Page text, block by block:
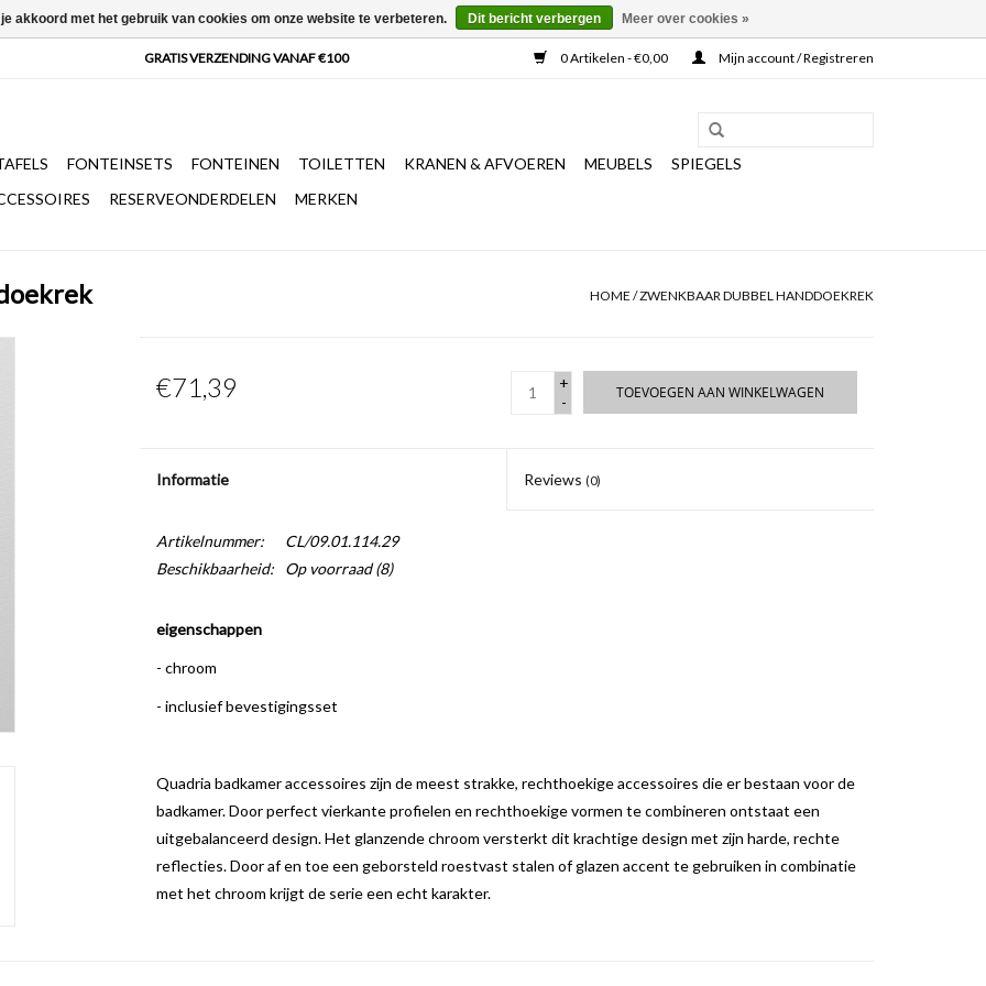
0 Artikelen - €0,00 Mijn account / Registreren
FONTEINSETS FONTEINEN TOILETTEN KRANEN & AFVOEREN MEUBELS
SPIEGELS
RESERVEONDERDELEN MERKEN
HOME /ZWENKBAAR DUBBEL HANDDOEKREK
€71,39
+
-
TOEVOEGEN AAN WINKELWAGEN
Informatie Reviews (0)
Artikelnummer:
CL/09.01.114.29
Beschikbaarheid:
Op voorraad(8)
eigenschappen
- chroom
- inclusief bevestigingsset
Quadria badkamer accessoires zijn de meest strakke, rechthoekige accessoires die er bestaan voor de
badkamer. Door perfect vierkante profielen en rechthoekige vormen te combineren ontstaat een
uitgebalanceerd design. Het glanzende chroom versterkt dit krachtige design met zijn harde, rechte
reflecties. Door af en toe een geborsteld roestvast stalen of glazen accent te gebruiken in combinatie
met het chroom krijgt de serie een echt karakter.
akkoord met het gebruik van cookies om onze website te verbeteren. Dit bericht verbergen Meer over cookies »